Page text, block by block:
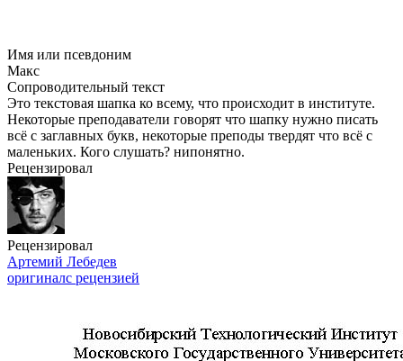
Имя или псевдоним
Макс
Сопроводительный текст
Это текстовая шапка ко всему, что происходит в институте.
Некоторые преподаватели говорят что шапку нужно писать
всё с заглавных букв, некоторые преподы твердят что всё с
маленьких. Кого слушать? нипонятно.
Рецензировал
Рецензировал
Артемий Лебедев
оригиналс рецензией